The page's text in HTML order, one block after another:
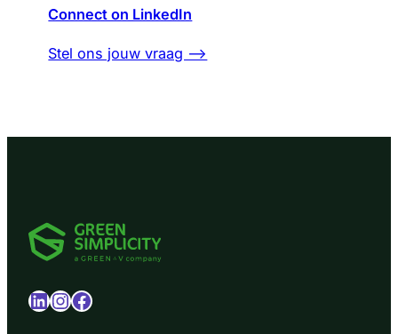
Connect on LinkedIn
Stel ons jouw vraag –>
LinkedIn InstagramFacebook